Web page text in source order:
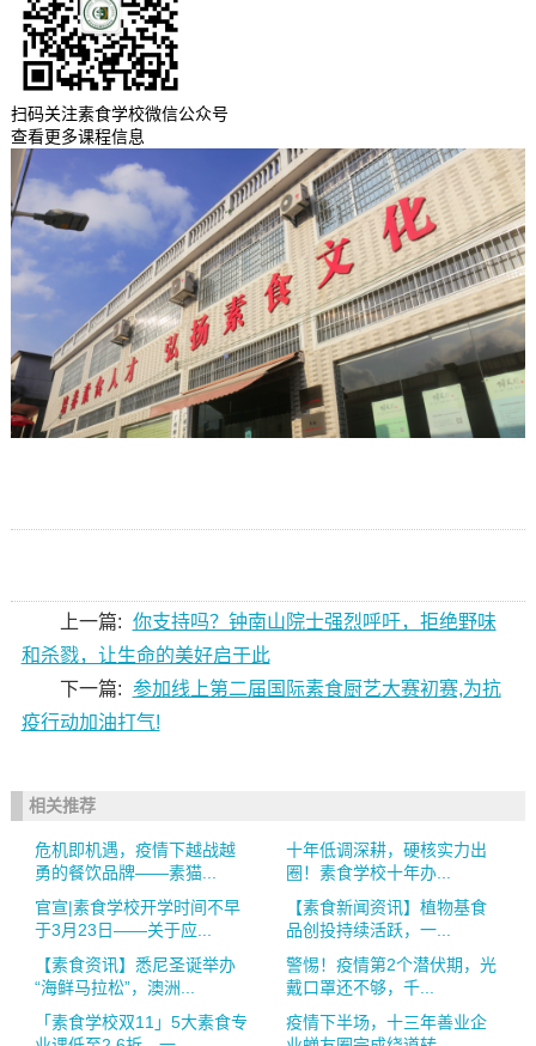
扫码关注素食学校微信公众号
查看更多课程信息
上一篇: 你支持吗？钟南山院士强烈呼吁，拒绝野味
和杀戮，让生命的美好启于此
下一篇: 参加线上第二届国际素食厨艺大赛初赛,为抗
疫行动加油打气!
相关推荐
危机即机遇，疫情下越战越
勇的餐饮品牌——素猫...
十年低调深耕，硬核实力出
圈！素食学校十年办...
官宣|素食学校开学时间不早
于3月23日——关于应...
【素食新闻资讯】植物基食
品创投持续活跃，一...
【素食资讯】悉尼圣诞举办
“海鲜马拉松”，澳洲...
警惕！疫情第2个潜伏期，光
戴口罩还不够，千...
「素食学校双11」5大素食专
疫情下半场，十三年善业企